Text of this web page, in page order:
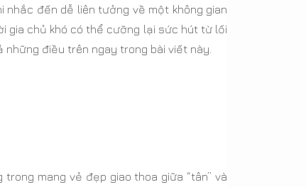
đến dễ liên tưởng về một không gian
gia chủ khó có thể cưỡng lại sức hút từ lối
điều trên ngay trong bài viết này.
mang vẻ đẹp giao thoa giữa “tân” và